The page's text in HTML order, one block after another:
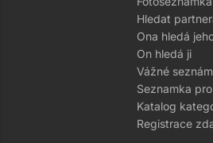
Hledat
Ona hledá
On hledá ji
Vážné
Seznamka
Katalog
Registrace